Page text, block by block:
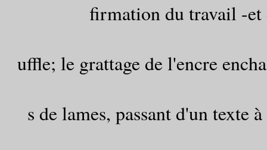
firmation du travail -et
uffle; le grattage de l'encre
s de lames, passant d'un texte